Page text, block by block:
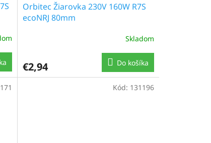
Orbitec Žiarovka 230V 160W R7S
ecoNRJ 80mm
Skladom
€2,94 Do košíka
Kód: 131196